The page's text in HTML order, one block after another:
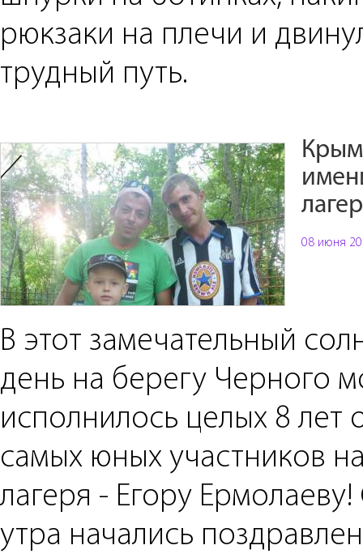
рюкзаки на плечи и
трудный путь.
08 июня
В этот замечательный
день на берегу Черного
исполнилось целых 8 лет
самых юных участников
лагеря - Егору
утра начались